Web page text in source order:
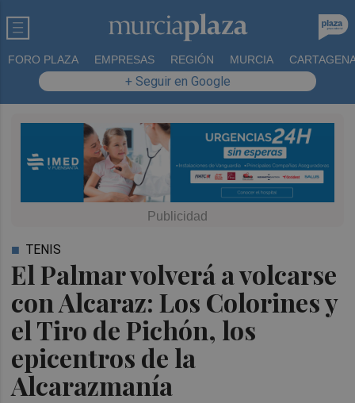
FORO PLAZA EMPRESAS REGIÓN MURCIA
+ Seguir en Google
El Palmar volverá a volcarse
con Alcaraz: Los Colorines y
el Tiro de Pichón, los
epicentros de la
Alcarazmanía
TENIS